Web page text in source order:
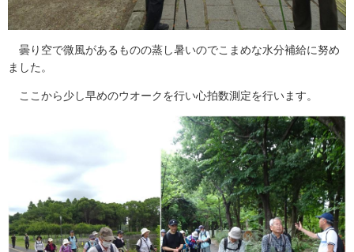
曇り空で微風があるものの蒸し暑いのでこまめな水分補給に努め
ました。
ここから少し早めのウオークを行い心拍数測定を行います。